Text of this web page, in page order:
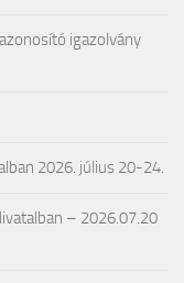
igazolvány
2026. július 20-24.
– 2026.07.20